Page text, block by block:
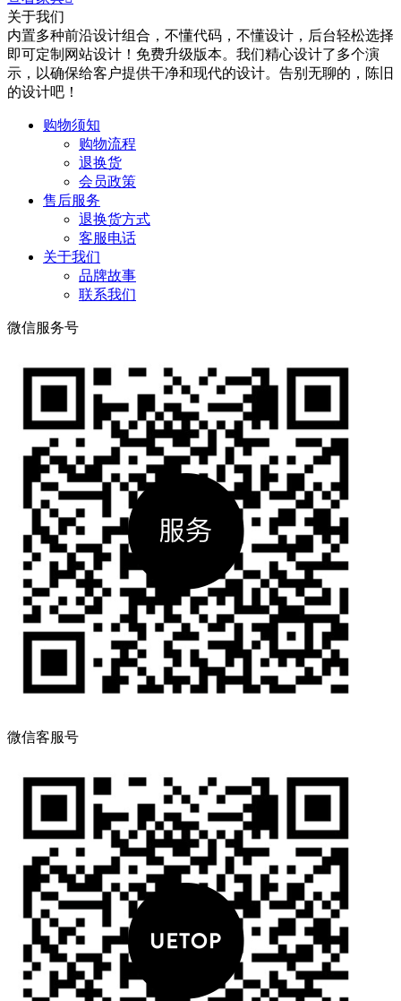
关于我们
内置多种前沿设计组合，不懂代码，不懂设计，后台轻松选择
即可定制网站设计！免费升级版本。我们精心设计了多个演
示，以确保给客户提供干净和现代的设计。告别无聊的，陈旧
的设计吧！
购物须知
购物流程
退换货
会员政策
售后服务
退换货方式
客服电话
关于我们
品牌故事
联系我们
微信服务号
微信客服号